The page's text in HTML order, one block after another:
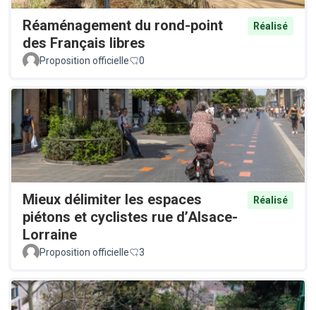
Réaménagement du rond-point
des Français libres
Réalisé
Proposition officielle 0
Mieux délimiter les espaces
piétons et cyclistes rue d’Alsace-
Lorraine
Réalisé
Proposition officielle 3